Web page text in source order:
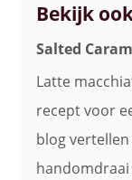
Bekijk
Salted
Latte
recept voor
blog